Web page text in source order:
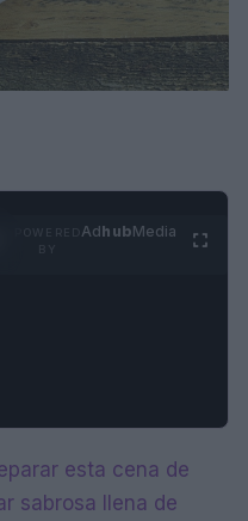
AdhubMedia
esta cena de
sabrosa llena de